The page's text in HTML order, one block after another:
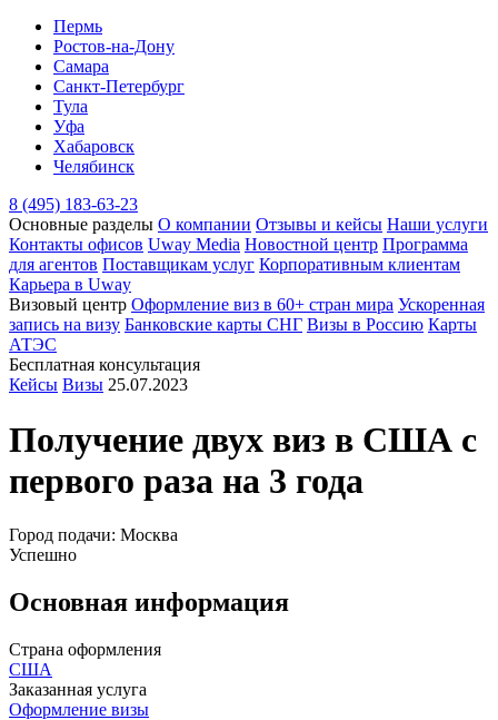
Пермь
Ростов-на-Дону
Самара
Санкт-Петербург
Тула
Уфа
Хабаровск
Челябинск
8 (495) 183-63-23
Основные разделы О компании Отзывы и кейсы Наши услуги
Контакты офисов Uway Media Новостной центр Программа
для агентов Поставщикам услуг Корпоративным клиентам
Карьера в Uway
Визовый центр Оформление виз в 60+ стран мира Ускоренная
запись на визу Банковские карты СНГ Визы в Россию Карты
АТЭС
Бесплатная консультация
Кейсы Визы 25.07.2023
Получение двух виз в США с
первого раза на 3 года
Город подачи: Москва
Успешно
Основная информация
Страна оформления
США
Заказанная услуга
Оформление визы